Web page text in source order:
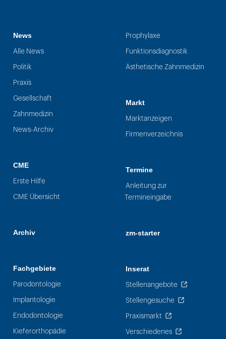
News
Alle News
Politik
Praxis
Gesellschaft
Zahnmedizin
News-Archiv
CME
Erste Hilfe
CME Übersicht
Archiv
Fachgebiete
Parodontologie
Implantologie
Endodontologie
Kieferorthopädie
Prophylaxe
Funktionsdiagnostik
Ästhetische Zahnmedizin
Markt
Marktanzeigen
Firmenverzeichnis
Termine
Anleitung zur
Termineingabe
zm-starter
Inserat
Stellenangebote
Stellengesuche
Praxismarkt
Verschiedenes